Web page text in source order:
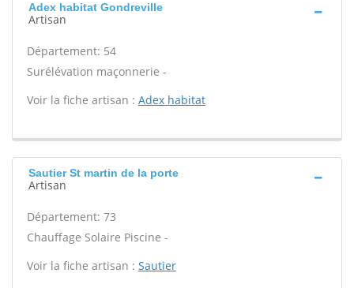
Adex habitat Gondreville
Artisan
Département: 54
Surélévation maçonnerie -
Voir la fiche artisan : Adex habitat
Sautier St martin de la porte
Artisan
Département: 73
Chauffage Solaire Piscine -
Voir la fiche artisan : Sautier